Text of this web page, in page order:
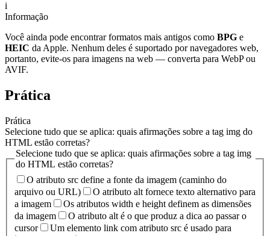
i
Informação
Você ainda pode encontrar formatos mais antigos como BPG e
HEIC da Apple. Nenhum deles é suportado por navegadores web,
portanto, evite-os para imagens na web — converta para WebP ou
AVIF.
Prática
Prática
Selecione tudo que se aplica: quais afirmações sobre a tag img do
HTML estão corretas?
Selecione tudo que se aplica: quais afirmações sobre a tag img
do HTML estão corretas?
O atributo src define a fonte da imagem (caminho do
arquivo ou URL)
O atributo alt fornece texto alternativo para
a imagem
Os atributos width e height definem as dimensões
da imagem
O atributo alt é o que produz a dica ao passar o
cursor
Um elemento link com atributo src é usado para